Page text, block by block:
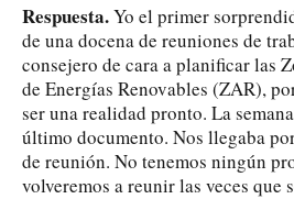
Respuesta.Yo el primer
de una docena de reuniones de
consejero de cara a planificar las
de Energías Renovables (ZAR),
ser una realidad pronto. La
último documento. Nos llegaba
de reunión. No tenemos ningún
volveremos a reunir las veces que